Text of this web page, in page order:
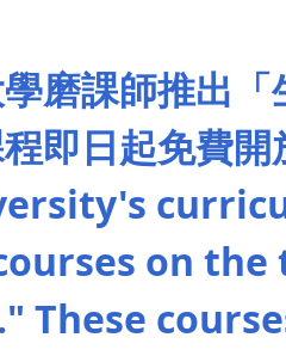
學磨課師推出
即日起免費開
on
These